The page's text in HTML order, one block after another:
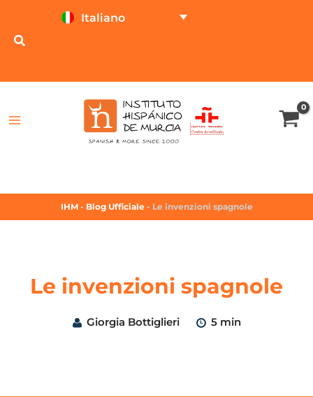
Italiano
IHM - Blog Ufficiale - Le invenzioni spagnole
Le invenzioni spagnole
Giorgia Bottiglieri 5 min